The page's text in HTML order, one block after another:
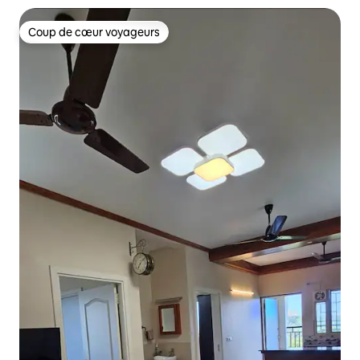
Coup de cœur voyageurs
Coup de cœur voyageurs